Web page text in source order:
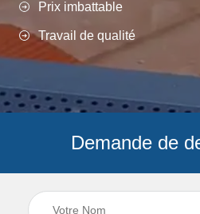
Prix imbattable
Travail de qualité
Demande de